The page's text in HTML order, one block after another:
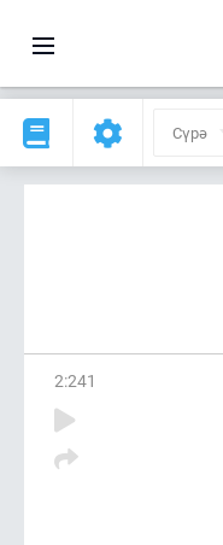
Сүрә
2:241